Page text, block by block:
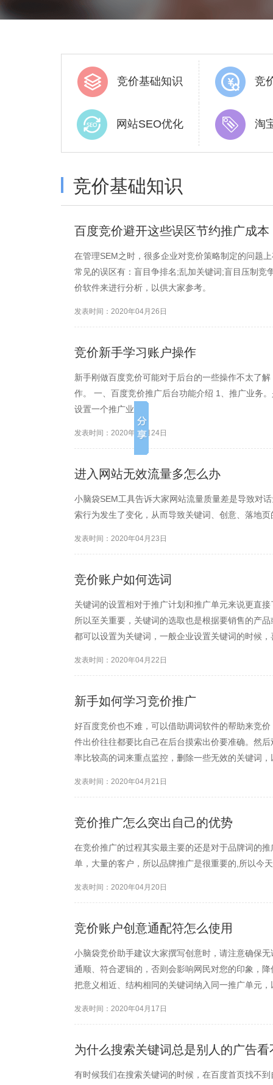
竞价基础知识 竞
网站SEO优化 淘
竞价基础知识
百度竞价避开这些误区节约推广成本
在管理SEM之时，很多企业对竞价策略制定的问题
常见的误区有：盲目争排名;乱加关键词;盲目压制
价软件来进行分析，以供大家参考。
发表时间：2020年04月26日
竞价新手学习账户操作
新手刚做百度竞价可能对于后台的一些操作不太了
作。 一、百度竞价推广后台功能介绍 1、推广业务
设置一个推广业务。
发表时间：2020年04月24日
进入网站无效流量多怎么办
小脑袋SEM工具告诉大家网站流量质量差是导致对
索行为发生了变化，从而导致关键词、创意、落地
发表时间：2020年04月23日
竞价账户如何选词
关键词的设置相对于推广计划和推广单元来说更直
所以至关重要，关键词的选取也是根据要销售的产
都可以设置为关键词，一般企业设置关键词的时候
发表时间：2020年04月22日
新手如何学习竞价推广
好百度竞价也不难，可以借助调词软件的帮助来竞
件出价往往都要比自己在后台摸索出价要准确。然
率比较高的词来重点监控，删除一些无效的关键词
发表时间：2020年04月21日
竞价推广怎么突出自己的优势
在竞价推广的过程其实最主要的还是对于品牌词的
单，大量的客户，所以品牌推广是很重要的,所以今
发表时间：2020年04月20日
竞价账户创意通配符怎么使用
小脑袋竞价助手建议大家撰写创意时，请注意确保
通顺、符合逻辑的，否则会影响网民对您的印象，
把意义相近、结构相同的关键词纳入同一推广单元
发表时间：2020年04月17日
为什么搜索关键词总是别人的广告
有时候我们在搜索关键词的时候，在百度首页找不